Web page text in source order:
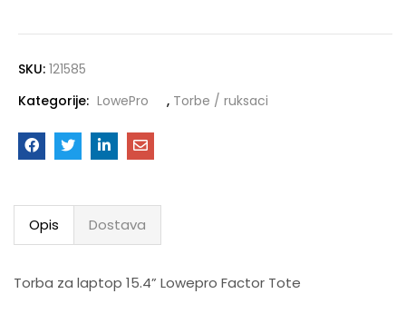
SKU: 121585
Kategorije: LowePro , Torbe / ruksaci
Opis Dostava
Torba za laptop 15.4” Lowepro Factor Tote